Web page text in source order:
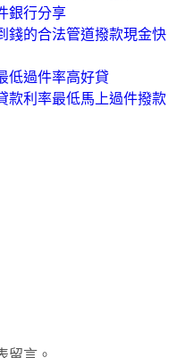
銀行分享
錢的合法管道撥款現金快
低過件率高好貸
款利率最低馬上過件撥款
留言。